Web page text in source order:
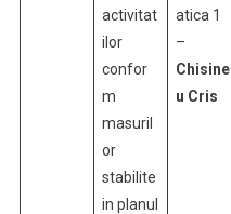
activitat
ilor
confor
m
masuril
or
stabilite
in planul
atica 1
–
Chisine
u Cris